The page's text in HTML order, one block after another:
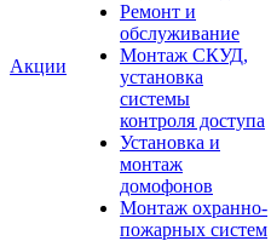
Акции
Ремонт и
обслуживание
Монтаж СКУД,
установка
системы
контроля доступа
Установка и
монтаж
домофонов
Монтаж охранно-
пожарных систем